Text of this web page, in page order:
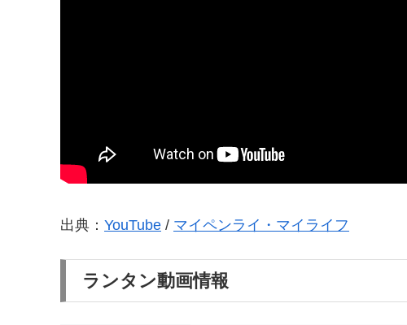
出典： YouTube / マイペンライ・マイライフ
ランタン動画情報